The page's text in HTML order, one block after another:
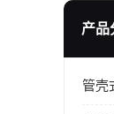
产品
管壳